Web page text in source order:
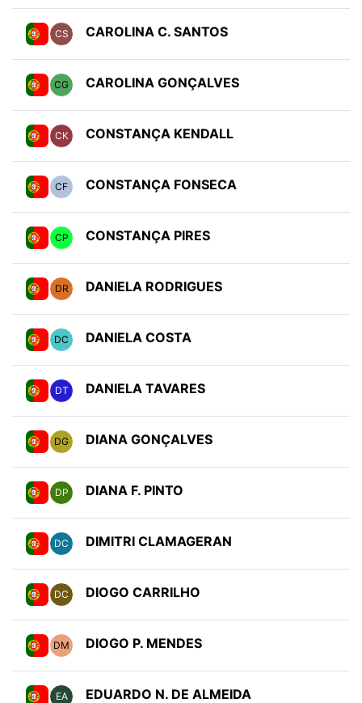
CS CAROLINA C. SANTOS
CG CAROLINA GONÇALVES
CK CONSTANÇA KENDALL
CF CONSTANÇA FONSECA
CP CONSTANÇA PIRES
DR DANIELA RODRIGUES
DC DANIELA COSTA
DT DANIELA TAVARES
DG DIANA GONÇALVES
DP DIANA F. PINTO
DC DIMITRI CLAMAGERAN
DC DIOGO CARRILHO
DM DIOGO P. MENDES
EA EDUARDO N. DE ALMEIDA